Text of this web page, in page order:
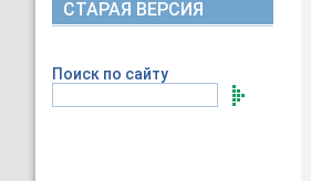
СТАРАЯ ВЕРСИЯ
Поиск по сайту